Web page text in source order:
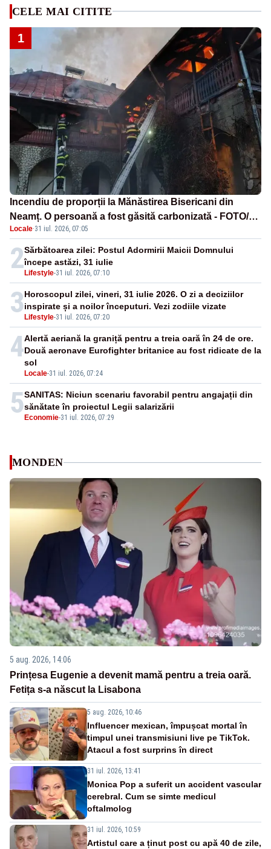
CELE MAI CITITE
1
Incendiu de proporții la Mănăstirea Bisericani din
Neamț. O persoană a fost găsită carbonizată - FOTO/
VIDEO
Locale·31 iul. 2026, 07:05
2 Lifestyle-31 iul. 2026, 07:10
Sărbătoarea zilei: Postul Adormirii Maicii Domnului
începe astăzi, 31 iulie
3 Lifestyle-31 iul. 2026, 07:20
Horoscopul zilei, vineri, 31 iulie 2026. O zi a deciziilor
inspirate și a noilor începuturi. Vezi zodiile vizate
4
Locale-31 iul. 2026, 07:24
Alertă aeriană la graniță pentru a treia oară în 24 de ore.
Două aeronave Eurofighter britanice au fost ridicate de la
sol
5 Economie-31 iul. 2026, 07:29
SANITAS: Niciun scenariu favorabil pentru angajații din
sănătate în proiectul Legii salarizării
MONDEN
5 aug. 2026, 14:06
Prințesa Eugenie a devenit mamă pentru a treia oară.
Fetița s-a născut la Lisabona
5 aug. 2026, 10:46
Influencer mexican, împușcat mortal în
timpul unei transmisiuni live pe TikTok.
Atacul a fost surprins în direct
31 iul. 2026, 13:41
Monica Pop a suferit un accident vascular
cerebral. Cum se simte medicul
oftalmolog
31 iul. 2026, 10:59
Artistul care a ținut post cu apă 40 de zile,